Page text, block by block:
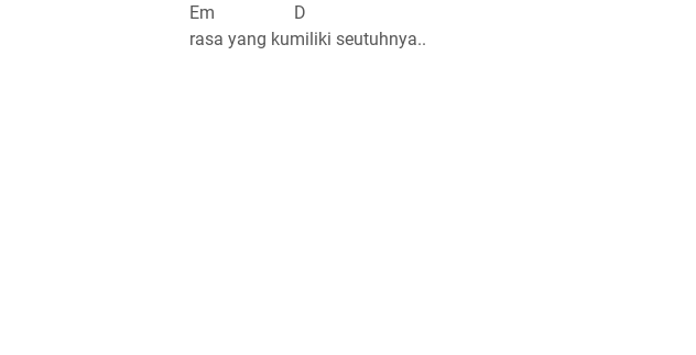
Em D
rasa yang kumiliki seutuhnya..